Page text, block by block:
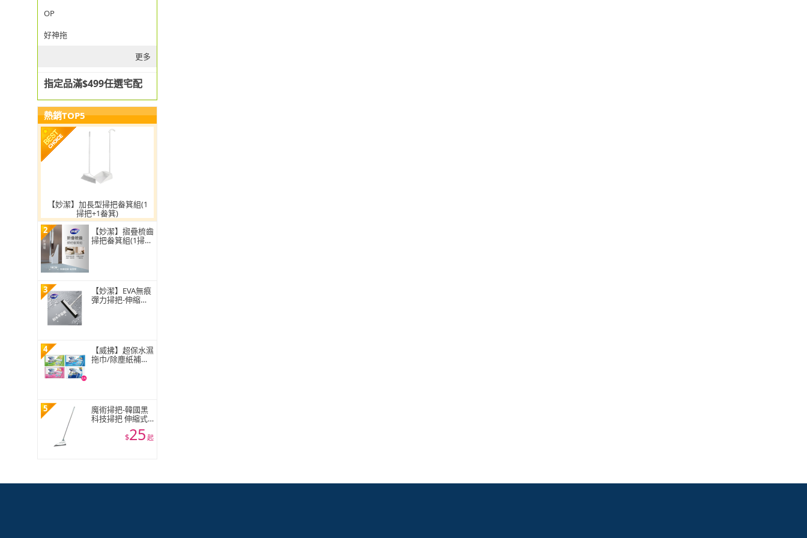
OP
好神拖
更多
指定品滿$499任選宅配
熱銷TOP5
【妙潔】加長型掃把畚箕組(1
掃把+1畚箕)
2
【妙潔】摺疊梳齒
掃把畚箕組(1掃把
3
【妙潔】EVA無痕
彈力掃把-伸縮款
4
【威拂】超保水濕
拖巾/除塵紙補充
5
魔術掃把-韓國黑
科技掃把 伸縮式
刮地拖把 刮水器
窗戶玻璃刮刀 地
$25 起